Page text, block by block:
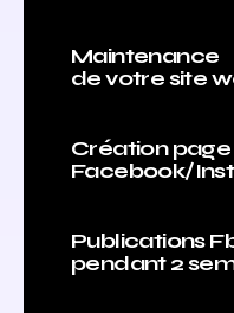
Maintenance
de votre site
Création page
Facebook/
Publications
pendant 2